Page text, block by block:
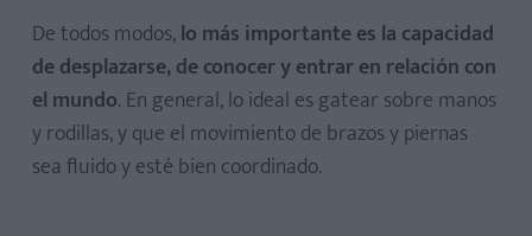
De todos modos,lo más importante es la capacidad
de desplazarse, de conocer y entrar en relación con
el mundo. En general, lo ideal es gatear sobre manos
y rodillas, y que el movimiento de brazos y piernas
sea fluido y esté bien coordinado.